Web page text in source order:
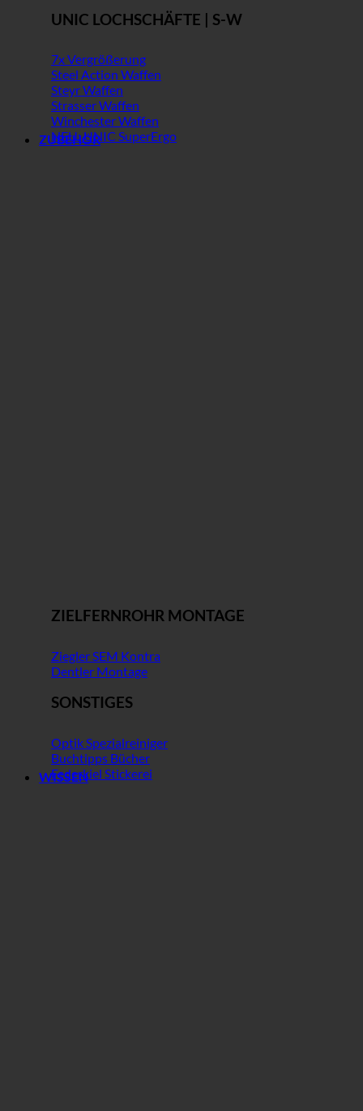
UNIC LOCHSCHÄFTE | S-W
7x Vergrößerung
Steel Action Waffen
Steyr Waffen
Strasser Waffen
Winchester Waffen
NEU: UNIC SuperErgo
ZUBEHÖR
ZIELFERNROHR MONTAGE
Ziegler SEM Kontra
Dentler Montage
SONSTIGES
Optik Spezialreiniger
Buchtipps Bücher
Federkiel Stickerei
WISSEN